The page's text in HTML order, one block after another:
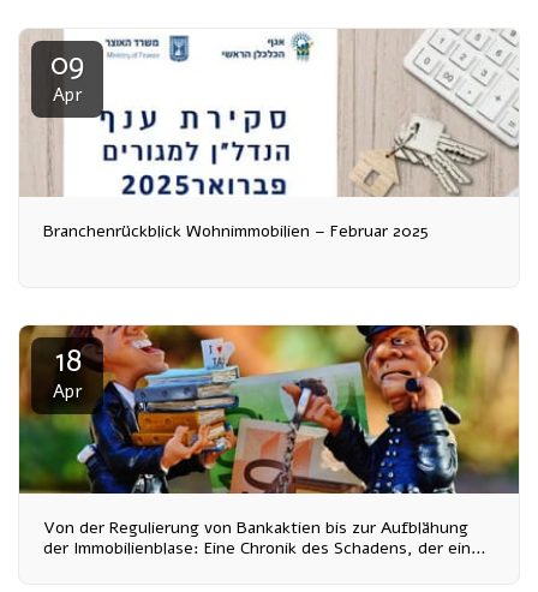
09
Apr
Branchenrückblick Wohnimmobilien – Februar 2025
18
Apr
Von der Regulierung von Bankaktien bis zur Aufblähung
der Immobilienblase: Eine Chronik des Schadens, der einer